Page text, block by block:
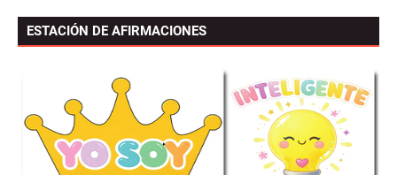
ESTACIÓN DE AFIRMACIONES